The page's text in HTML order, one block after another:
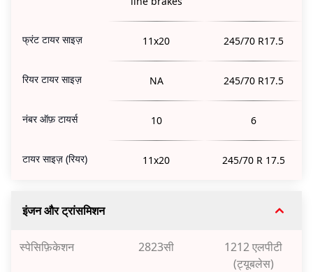
फ्रंट टायर साइज़ 11x20 245/70 R17.5
रियर टायर साइज़ NA 245/70 R17.5
नंबर ऑफ़ टायर्स 10 6
टायर साइज़ (रियर) 11x20 245/70 R 17.5
इंजन और ट्रांसमिशन
स्पेसिफ़िकेशन 2823सी
1212 एलपीटी
(ट्यूबलेस)